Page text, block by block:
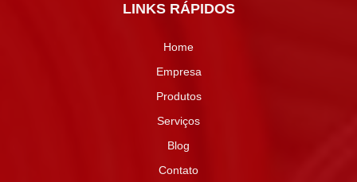
LINKS RÁPIDOS
Home
Empresa
Produtos
Serviços
Blog
Contato